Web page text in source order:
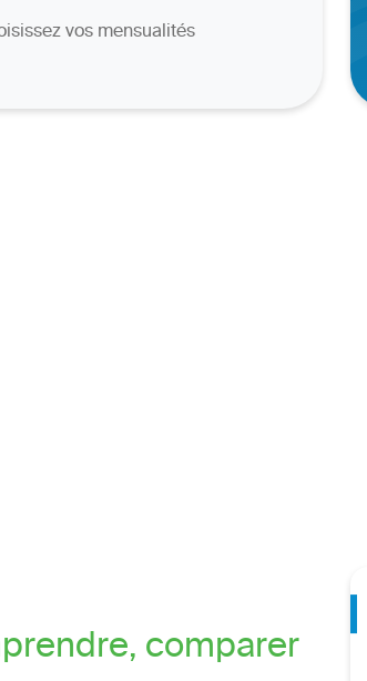
vos mensualités
comparer